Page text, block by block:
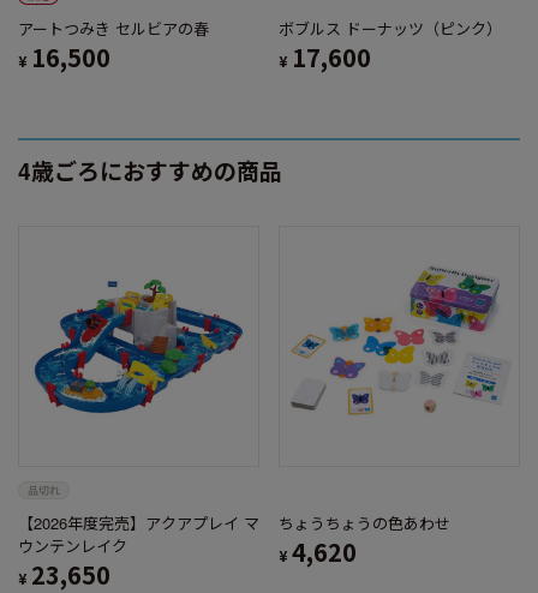
アートつみき セルビアの春
¥ 16,500
ボブルス ドーナッツ（ピンク）
¥ 17,600
4歳ごろにおすすめの商品
【2026年度完売】アクアプレイ マ
ウンテンレイク
¥ 23,650
ちょうちょうの色あわせ
¥ 4,620